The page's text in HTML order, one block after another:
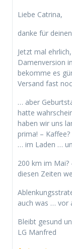
Liebe Catrina,
danke für
Jetzt mal
Damenversion
bekomme es
Versand fast
… aber
hatte
haben wir uns
prima! –
… im Laden …
200 km im
diesen Zeiten
auch was … vor
Bleibt gesund
LG Manfred